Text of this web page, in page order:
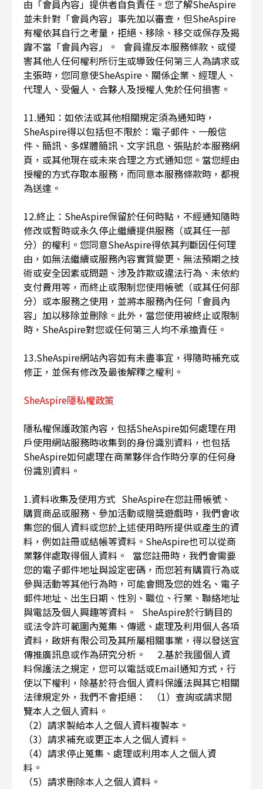
由「會員內容」提供者自負責任。您了解SheAspire
並未針對「會員內容」事先加以審查，但SheAspire
有權依其自行之考量，拒絕、移除、移交或保存及揭
露不當「會員內容」。 會員違反本服務條款、或侵
害其他人任何權利所衍生或導致任何第三人為請求或
主張時，您同意使SheAspire、關係企業、經理人、
代理人、受僱人、合夥人及授權人免於任何損害。
11.通知：如依法或其他相關規定須為通知時，
SheAspire得以包括但不限於：電子郵件、一般信
件、簡訊、多媒體簡訊、文字訊息、張貼於本服務網
頁，或其他現在或未來合理之方式通知您。當您經由
授權的方式存取本服務，而同意本服務條款時，都視
為送達。
12.終止：SheAspire保留於任何時點，不經通知隨時
修改或暫時或永久停止繼續提供服務（或其任一部
分）的權利。您同意SheAspire得依其判斷因任何理
由，如無法繼續或服務內容實質變更、無法預期之技
術或安全因素或問題、涉及詐欺或違法行為、未依約
支付費用等，而終止或限制您使用帳號（或其任何部
分）或本服務之使用，並將本服務內任何「會員內
容」加以移除並刪除。此外，當您使用被終止或限制
時，SheAspire對您或任何第三人均不承擔責任。
13.SheAspire網站內容如有未盡事宜，得隨時補充或
修正，並保有修改及最後解釋之權利。
SheAspire隱私權政策
隱私權保護政策內容，包括SheAspire如何處理在用
戶使用網站服務時收集到的身份識別資料，也包括
SheAspire如何處理在商業夥伴合作時分享的任何身
份識別資料。
1.資料收集及使用方式 SheAspire在您註冊帳號、
購買商品或服務、參加活動或贈獎遊戲時，我們會收
集您的個人資料或您於上述使用時所提供或產生的資
料，例如註冊或結帳等資料。SheAspire也可以從商
業夥伴處取得個人資料。 當您註冊時，我們會需要
您的電子郵件地址與設定密碼，而您若有購買行為或
參與活動等其他行為時，可能會問及您的姓名、電子
郵件地址、出生日期、性別、職位、行業、聯絡地址
與電話及個人興趣等資料。 SheAspire於行銷目的
或法令許可範圍內蒐集、傳遞、處理及利用個人各項
資料，啟妍有限公司及其所屬相關事業，得以發送宣
傳推廣訊息或作為研究分析。 2.基於我國個人資
料保護法之規定，您可以電話或Email通知方式，行
使以下權利，除基於符合個人資料保護法與其它相關
法律規定外，我們不會拒絕： （1）查詢或請求閱
覽本人之個人資料。
（2）請求製給本人之個人資料複製本。
（3）請求補充或更正本人之個人資料。
（4）請求停止蒐集、處理或利用本人之個人資
料。
（5）請求刪除本人之個人資料。